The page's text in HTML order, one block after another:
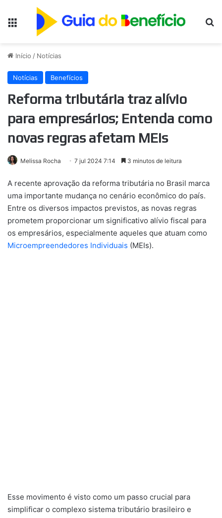
Início / Notícias
Notícias Benefícios
Reforma tributária traz alívio
para empresários; Entenda como
novas regras afetam MEIs
Melissa Rocha 7 jul 2024 7:14 3 minutos de leitura
A recente aprovação da reforma tributária no Brasil marca
uma importante mudança no cenário econômico do país.
Entre os diversos impactos previstos, as novas regras
prometem proporcionar um significativo alívio fiscal para
os empresários, especialmente aqueles que atuam como
Microempreendedores Individuais (MEIs).
Esse movimento é visto como um passo crucial para
simplificar o complexo sistema tributário brasileiro e